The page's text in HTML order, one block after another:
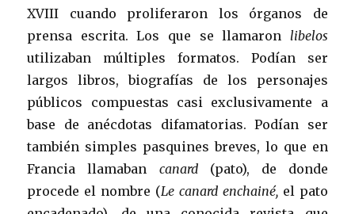
XVIII cuando proliferaron los órganos de
prensa escrita. Los que se llamaron libelos
utilizaban múltiples formatos. Podían ser
largos libros, biografías de los personajes
públicos compuestas casi exclusivamente a
base de anécdotas difamatorias. Podían ser
también simples pasquines breves, lo que en
Francia llamaban canard(pato), de donde
procede el nombre (Le canard enchainé, el pato